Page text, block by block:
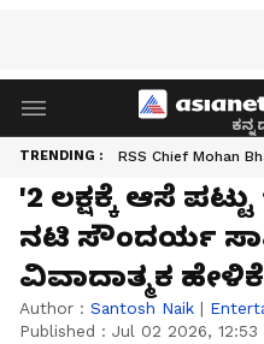
TRENDING : RSS Chief Mohan
'2 ಲಕ್ಷಕ್ಕೆ ಆಸೆ
ನಟಿ ಸೌಂದರ್ಯ
ವಿವಾದಾತ್ಮಕ ಹೇಳಿಕೆ
Author : Santosh Naik |
Published : Jul 02 2026, 12:53